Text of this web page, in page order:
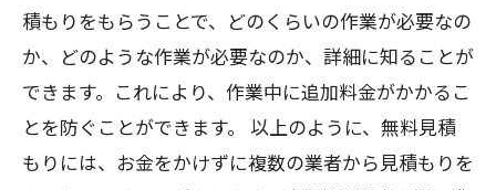
積もりをもらうことで、どのくらいの作業が必要なの
か、どのような作業が必要なのか、詳細に知ることが
できます。これにより、作業中に追加料金がかかるこ
とを防ぐことができます。 以上のように、無料見積
もりには、お金をかけずに複数の業者から見積もりを